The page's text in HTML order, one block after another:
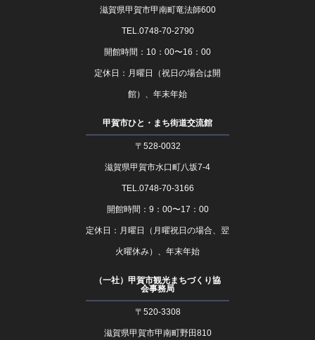
滋賀県甲賀市甲南町竜法師600
TEL.0748-70-2790
開館時間：10：00〜16：00
定休日：月曜日（祝日の場合は開
館）、年末年始
甲賀市ひと・まち街道交流館
〒528-0032
滋賀県甲賀市水口町八坂7-4
TEL.0748-70-3166
開館時間：9：00〜17：00
定休日：月曜日（月曜祝日の場合、翌
火曜休み）、年末年始
（一社）甲賀市観光まちづくり協
会事務局
〒520-3308
滋賀県甲賀市甲南町野田810